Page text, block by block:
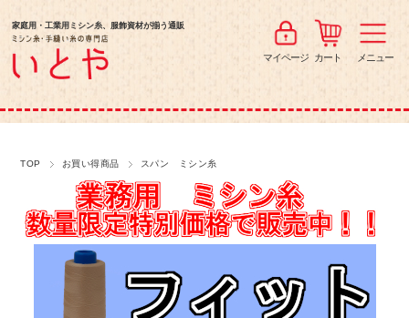
家庭用・工業用ミシン糸、服飾資材が揃う通販
マイページ カート メニュー
TOP お買い得商品 スパン ミシン糸